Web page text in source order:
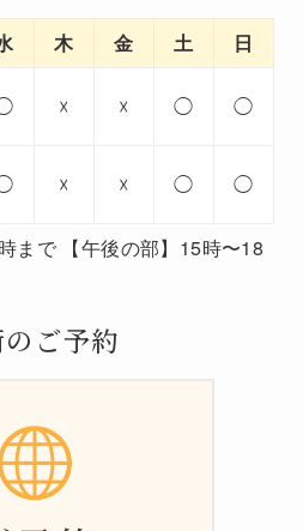
木 金 土
日
☓ ☓ ◯ ◯
☓ ☓ ◯ ◯
まで 【午後の部】15時〜18
ご予約